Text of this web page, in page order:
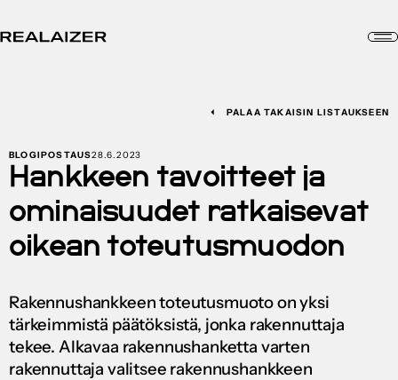
PALAA TAKAISIN LISTAUKSEEN
BLOGIPOSTAUS28.6.2023
Hankkeen tavoitteet ja
ominaisuudet ratkaisevat
oikean toteutusmuodon
Rakennushankkeen toteutusmuoto on yksi
tärkeimmistä päätöksistä, jonka rakennuttaja
tekee. Alkavaa rakennushanketta varten
rakennuttaja valitsee rakennushankkeen